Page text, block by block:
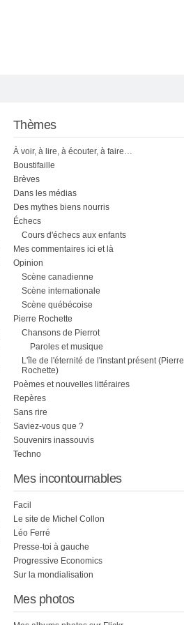
Thèmes
À voir, à lire, à écouter, à faire…
Boustifaille
Brèves
Dans les médias
Des mythes biens nourris
Échecs
Cours d'échecs aux enfants
Mes commentaires ici et là
Opinion
Scène canadienne
Scène internationale
Scène québécoise
Pierre Rochette
Chansons de Pierrot
Paroles et musique
L'île de l'éternité de l'instant présent (Pierre
Rochette)
Poèmes et nouvelles littéraires
Repères
Sans rire
Saviez-vous que ?
Souvenirs inassouvis
Techno
Mes incontournables
Facil
Le site de Michel Collon
Léo Ferré
Presse-toi à gauche
Progressive Economics
Sur la mondialisation
Mes photos